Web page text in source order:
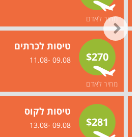
מחיר לאדם
$270
מחיר לאדם
טיסות לכרתים
09.08 -11.08
$281
טיסות לקוס
09.08 -13.08